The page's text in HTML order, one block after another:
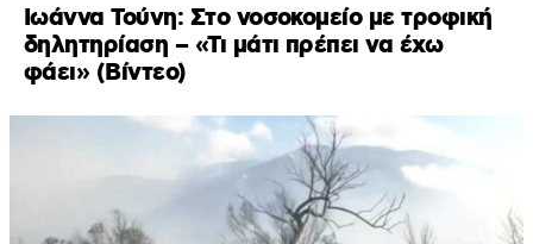
Ιωάννα Τούνη: Στο νοσοκομείο με τροφική
δηλητηρίαση – «Τι μάτι πρέπει να έχω
φάει» (Βίντεο)